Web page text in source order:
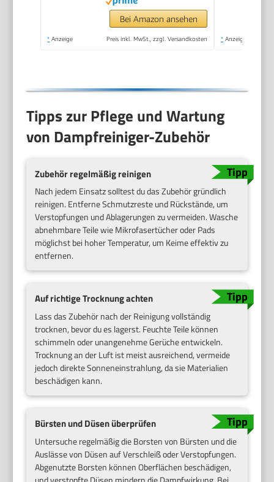
Bei Amazon ansehen
* Anzeige Preis inkl. MwSt., zzgl. Versandkosten * Anzeige
Tipps zur Pflege und Wartung
von Dampfreiniger-Zubehör
Zubehör regelmäßig reinigen
Nach jedem Einsatz solltest du das Zubehör gründlich
reinigen. Entferne Schmutzreste und Rückstände, um
Verstopfungen und Ablagerungen zu vermeiden. Wasche
abnehmbare Teile wie Mikrofasertücher oder Pads
möglichst bei hoher Temperatur, um Keime effektiv zu
entfernen.
Auf richtige Trocknung achten
Lass das Zubehör nach der Reinigung vollständig
trocknen, bevor du es lagerst. Feuchte Teile können
schimmeln oder unangenehme Gerüche entwickeln.
Trocknung an der Luft ist meist ausreichend, vermeide
jedoch direkte Sonneneinstrahlung, da sie Materialien
beschädigen kann.
Bürsten und Düsen überprüfen
Untersuche regelmäßig die Borsten von Bürsten und die
Auslässe von Düsen auf Verschleiß oder Verstopfungen.
Abgenutzte Borsten können Oberflächen beschädigen,